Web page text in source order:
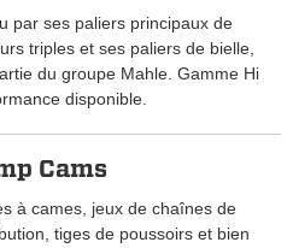
par ses paliers principaux de
triples et ses paliers de bielle,
du groupe Mahle. Gamme Hi
disponible.
Cams
à cames, jeux de chaînes de
tiges de poussoirs et bien